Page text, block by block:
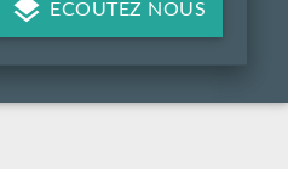
ECOUTEZ NOUS